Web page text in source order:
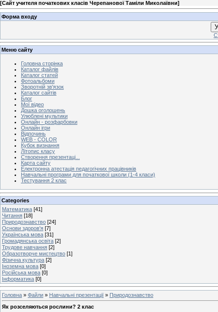
[Сайт учителя початкових класів Черепанової Таміли Миколаївни]
Форма входу
Меню сайту
Головна сторінка
Каталог файлів
Каталог статей
Фотоальбоми
Зворотній зв'язок
Каталог сайтів
Блог
Мої відео
Дошка оголошень
Улюблені мультики
Онлайн - розфарбовки
Онлайн ігри
Відпочинь
WEB - COLOR
Кубок визнання
Літопис класу
Створення презентаці...
Карта сайту
Електронна атестація педагогічних працівників
Навчальні програми для початкової школи (1-4 класи)
Тестування 2 клас
Categories
Математика [41]
Читання [18]
Природознавство [24]
Основи здоров'я [7]
Українська мова [31]
Громадянська освіта [2]
Трудове навчання [2]
Образотворче мистецтво [1]
Фізична культура [2]
Іноземна мова [0]
Російська мова [0]
Інформатика [0]
Головна » Файли » Навчальні презентації » Природознавство
Як розселяються рослини? 2 клас